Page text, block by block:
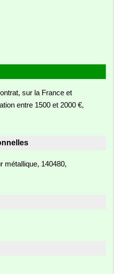
sur la France et
entre 1500 et 2000 €,
métallique, 140480,